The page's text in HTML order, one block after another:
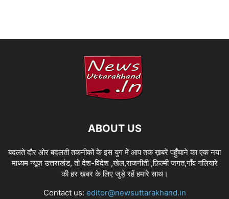
ABOUT US
बदलते दौर ओर बदलती तकनीकों के इस युग में आप तक ख़बरें पहुँचाने का एक नया
माध्यम न्यूज़ उत्तराखंड, तो देश-विदेश ,खेल,राजनीती ,फ़िल्मी जगत,गाँव गलियारे
की हर खबर के लिए जुड़े रहें हमारे साथ।
Contact us: editor@newsuttarakhand.in